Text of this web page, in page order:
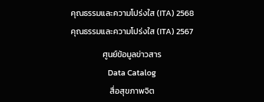
คุณธรรมและความโปร่งใส (ITA) 2568
คุณธรรมและความโปร่งใส (ITA) 2567
ศูนย์ข้อมูลข่าวสาร
Data Catalog
สื่อสุขภาพจิต